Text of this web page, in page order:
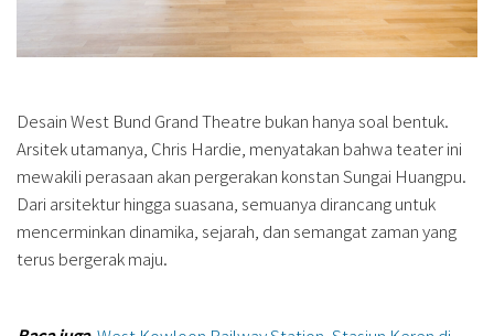
Desain West Bund Grand Theatre bukan hanya soal bentuk.
Arsitek utamanya, Chris Hardie, menyatakan bahwa teater ini
mewakili perasaan akan pergerakan konstan Sungai Huangpu.
Dari arsitektur hingga suasana, semuanya dirancang untuk
mencerminkan dinamika, sejarah, dan semangat zaman yang
terus bergerak maju.